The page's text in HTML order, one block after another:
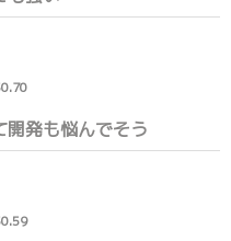
発も悩んでそう